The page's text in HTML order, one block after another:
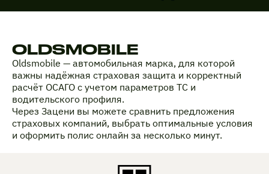
OLDSMOBILE
Oldsmobile — автомобильная марка, для которой
важны надёжная страховая защита и корректный
расчёт ОСАГО с учетом параметров ТС и
водительского профиля.
Через Зацени вы можете сравнить предложения
страховых компаний, выбрать оптимальные условия
и оформить полис онлайн за несколько минут.